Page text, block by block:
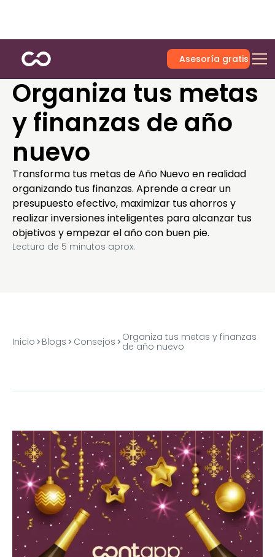
Asesoría gratis
Organiza tus metas
y finanzas de año
nuevo
Transforma tus metas de Año Nuevo en realidad
organizando tus finanzas. Aprende a crear un
presupuesto efectivo, maximizar tus ahorros y
realizar inversiones inteligentes para alcanzar tus
objetivos y empezar el año con buen pie.
Lectura de 5 minutos aprox.
Inicio Blogs Consejos
Organiza tus metas y finanzas
de año nuevo